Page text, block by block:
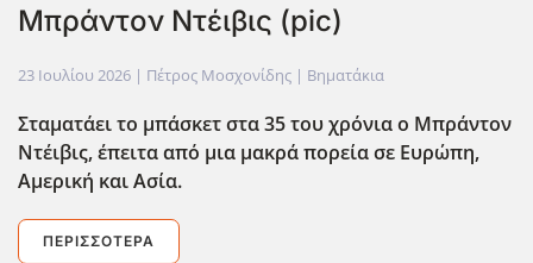
Μπράντον Ντέιβις (pic)
23 Ιουλίου 2026 | Πέτρος Μοσχονίδης | Βηματάκια
Σταματάει το μπάσκετ στα 35 του χρόνια ο Μπράντον
Ντέιβις, έπειτα από μια μακρά πορεία σε Ευρώπη,
Αμερική και Ασία.
ΠΕΡΙΣΣΌΤΕΡΑ